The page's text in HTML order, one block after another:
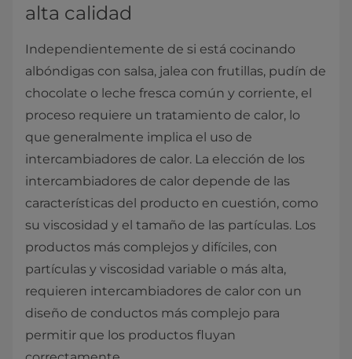
alta calidad
Independientemente de si está cocinando
albóndigas con salsa, jalea con frutillas, pudín de
chocolate o leche fresca común y corriente, el
proceso requiere un tratamiento de calor, lo
que generalmente implica el uso de
intercambiadores de calor. La elección de los
intercambiadores de calor depende de las
características del producto en cuestión, como
su viscosidad y el tamaño de las partículas. Los
productos más complejos y difíciles, con
partículas y viscosidad variable o más alta,
requieren intercambiadores de calor con un
diseño de conductos más complejo para
permitir que los productos fluyan